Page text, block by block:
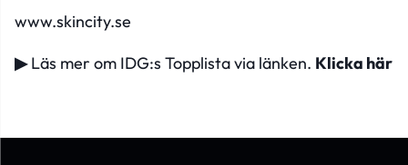
www.skincity.se
▶Läs mer om IDG:s Topplista via länken. Klicka här